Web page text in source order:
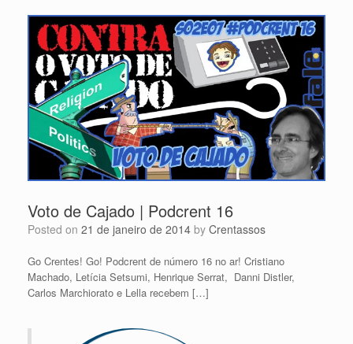
Voto de Cajado | Podcrent 16
Posted on 21 de janeiro de 2014 by Crentassos
Go Crentes! Go! Podcrent de número 16 no ar! Cristiano
Machado, Letícia Setsumi, Henrique Serrat, Danni Distler,
Carlos Marchiorato e Lella recebem […]